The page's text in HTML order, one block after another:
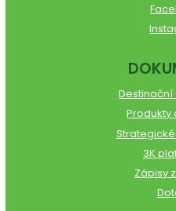
Produkty
3K
Zápisy